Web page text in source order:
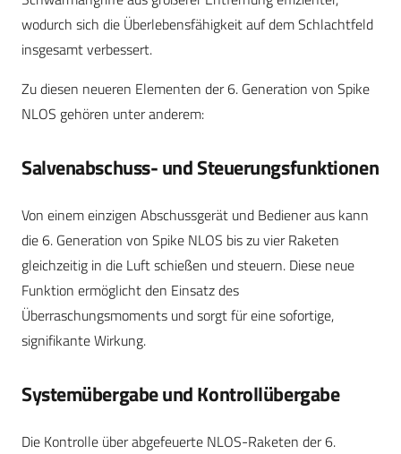
wodurch sich die Überlebensfähigkeit auf dem Schlachtfeld
insgesamt verbessert.
Zu diesen neueren Elementen der 6. Generation von Spike
NLOS gehören unter anderem:
Salvenabschuss- und Steuerungsfunktionen
Von einem einzigen Abschussgerät und Bediener aus kann
die 6. Generation von Spike NLOS bis zu vier Raketen
gleichzeitig in die Luft schießen und steuern. Diese neue
Funktion ermöglicht den Einsatz des
Überraschungsmoments und sorgt für eine sofortige,
signifikante Wirkung.
Systemübergabe und Kontrollübergabe
Die Kontrolle über abgefeuerte NLOS-Raketen der 6.